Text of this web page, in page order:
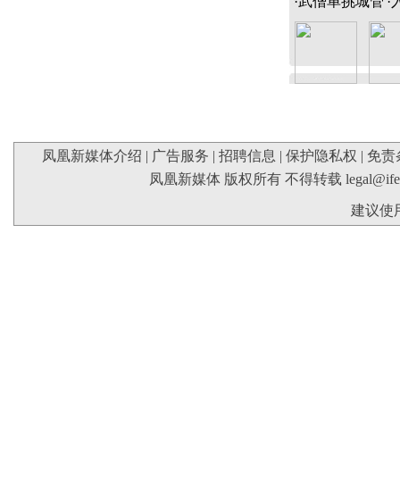
凤凰新媒体介绍 | 广告服务 | 招聘信息 | 保护隐私权 | 免责
凤凰新媒体 版权所有 不得转载
建议使